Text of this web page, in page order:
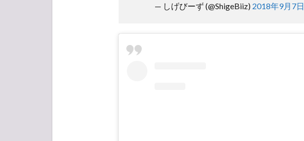
— しげびーず (@ShigeBiiz) 2018年9月7日